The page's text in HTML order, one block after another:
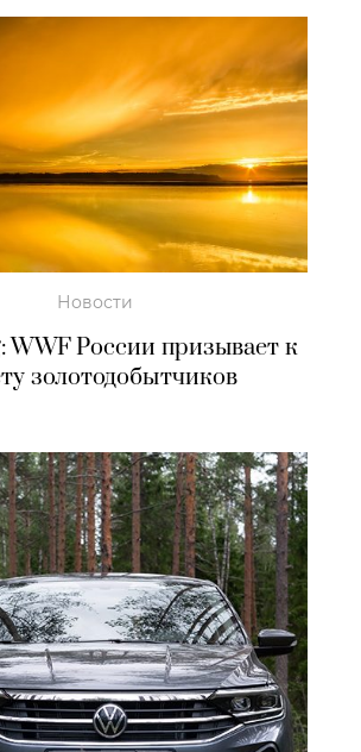
Новости
WWF России призывает к
золотодобытчиков